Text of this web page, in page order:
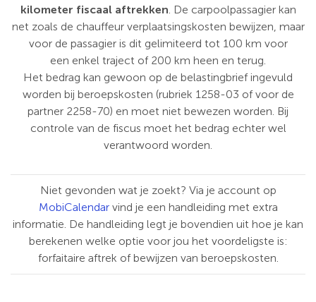
kilometer fiscaal aftrekken . De carpoolpassagier kan
net zoals de chauffeur verplaatsingskosten bewijzen, maar
voor de passagier is dit gelimiteerd tot 100 km voor
een enkel traject of 200 km heen en terug.
Het bedrag kan gewoon op de belastingbrief ingevuld
worden bij beroepskosten (rubriek 1258-03 of voor de
partner 2258-70) en moet niet bewezen worden. Bij
controle van de fiscus moet het bedrag echter wel
verantwoord worden.
Niet gevonden wat je zoekt? Via je account op
MobiCalendar vind je een handleiding met extra
informatie. De handleiding legt je bovendien uit hoe je kan
berekenen welke optie voor jou het voordeligste is:
forfaitaire aftrek of bewijzen van beroepskosten.